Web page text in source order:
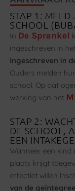
STAP 1: MELD
SCHOOL
In De Sprankel
ingeschreven in
ingeschreven in
Ouders melden
school. Op dat
werking van het
STAP 2:
DE SCHOOL,
EEN
Wanneer een kind
plaats krijgt
effectief willen
van de